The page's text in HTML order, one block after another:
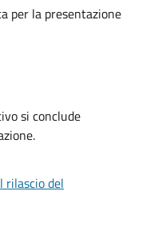
per la presentazione
si conclude
rilascio del